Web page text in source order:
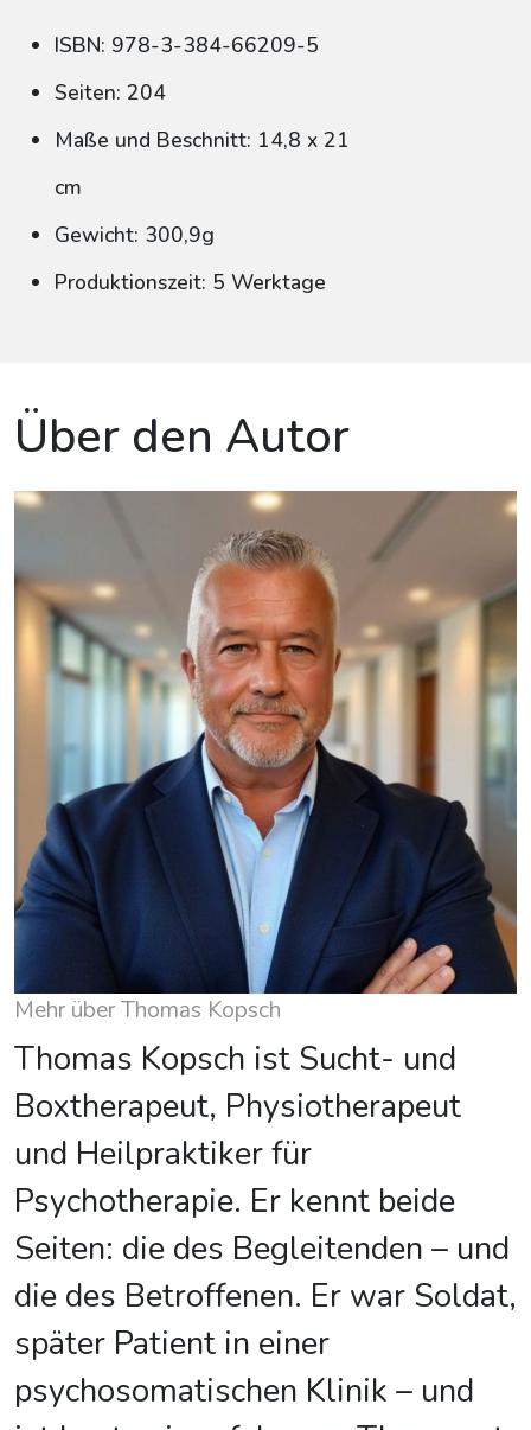
ISBN: 978-3-384-66209-5
Seiten: 204
Maße und Beschnitt: 14,8 x 21
cm
Gewicht: 300,9g
Produktionszeit: 5 Werktage
Über den Autor
Mehr über Thomas Kopsch
Thomas Kopsch ist Sucht- und
Boxtherapeut, Physiotherapeut
und Heilpraktiker für
Psychotherapie. Er kennt beide
Seiten: die des Begleitenden – und
die des Betroffenen. Er war Soldat,
später Patient in einer
psychosomatischen Klinik – und